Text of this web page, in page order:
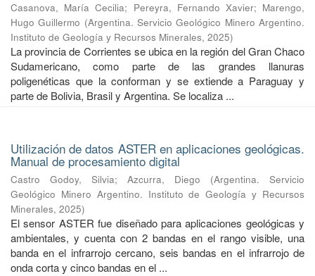
Casanova, María Cecilia; Pereyra, Fernando Xavier; Marengo,
Hugo Guillermo (Argentina. Servicio Geológico Minero Argentino.
Instituto de Geología y Recursos Minerales, 2025)
La provincia de Corrientes se ubica en la región del Gran Chaco
Sudamericano, como parte de las grandes llanuras
poligenéticas que la conforman y se extiende a Paraguay y
parte de Bolivia, Brasil y Argentina. Se localiza ...
Utilización de datos ASTER en aplicaciones geológicas.
Manual de procesamiento digital
Castro Godoy, Silvia; Azcurra, Diego (Argentina. Servicio
Geológico Minero Argentino. Instituto de Geología y Recursos
Minerales, 2025)
El sensor ASTER fue diseñado para aplicaciones geológicas y
ambientales, y cuenta con 2 bandas en el rango visible, una
banda en el infrarrojo cercano, seis bandas en el infrarrojo de
onda corta y cinco bandas en el ...